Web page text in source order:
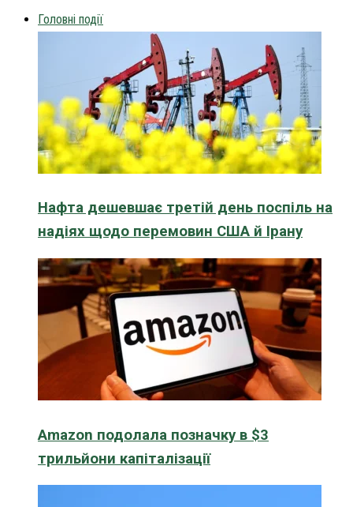
Головні події
Нафта дешевшає третій день поспіль на
надіях щодо перемовин США й Ірану
Amazon подолала позначку в $3
трильйони капіталізації